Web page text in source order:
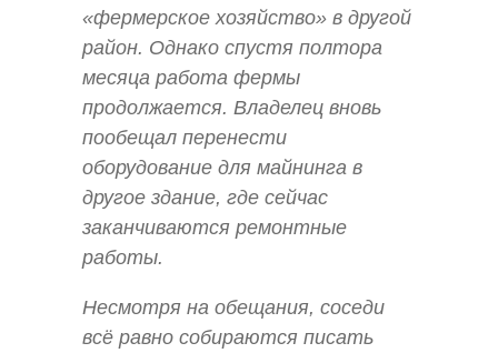
«фермерское хозяйство» в другой
район. Однако спустя полтора
месяца работа фермы
продолжается. Владелец вновь
пообещал перенести
оборудование для майнинга в
другое здание, где сейчас
заканчиваются ремонтные
работы.
Несмотря на обещания, соседи
всё равно собираются писать